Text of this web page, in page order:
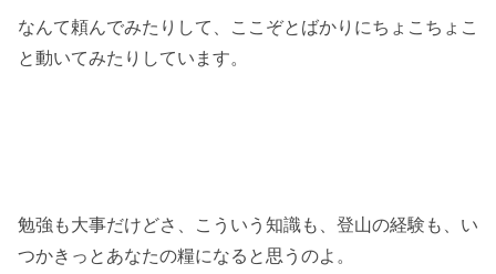
なんて頼んでみたりして、ここぞとばかりにちょこちょこ
と動いてみたりしています。
勉強も大事だけどさ、こういう知識も、登山の経験も、い
つかきっとあなたの糧になると思うのよ。